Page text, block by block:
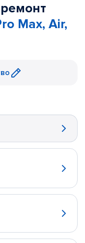
Max, Air,